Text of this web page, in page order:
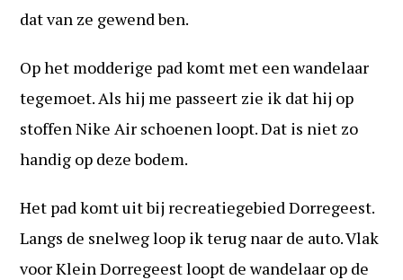
dat van ze gewend ben.
Op het modderige pad komt met een wandelaar
tegemoet. Als hij me passeert zie ik dat hij op
stoffen Nike Air schoenen loopt. Dat is niet zo
handig op deze bodem.
Het pad komt uit bij recreatiegebied Dorregeest.
Langs de snelweg loop ik terug naar de auto. Vlak
voor Klein Dorregeest loopt de wandelaar op de